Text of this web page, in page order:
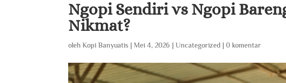
Ngopi Sendiri vs Ngopi
Nikmat?
olehKopi Banyuatis | Mei 4, 2026 |Uncategorized |0 komentar